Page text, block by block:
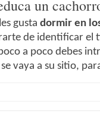
un
gusta dormir en
de identificar el
a poco debes
vaya a su sitio,